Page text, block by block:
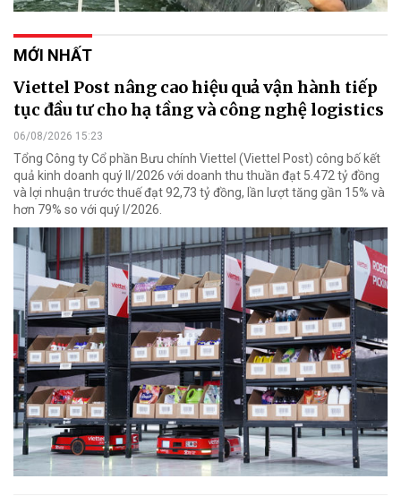
MỚI NHẤT
Viettel Post nâng cao hiệu quả vận hành tiếp
tục đầu tư cho hạ tầng và công nghệ logistics
06/08/2026 15:23
Tổng Công ty Cổ phần Bưu chính Viettel (Viettel Post) công bố kết
quả kinh doanh quý II/2026 với doanh thu thuần đạt 5.472 tỷ đồng
và lợi nhuận trước thuế đạt 92,73 tỷ đồng, lần lượt tăng gần 15% và
hơn 79% so với quý I/2026.